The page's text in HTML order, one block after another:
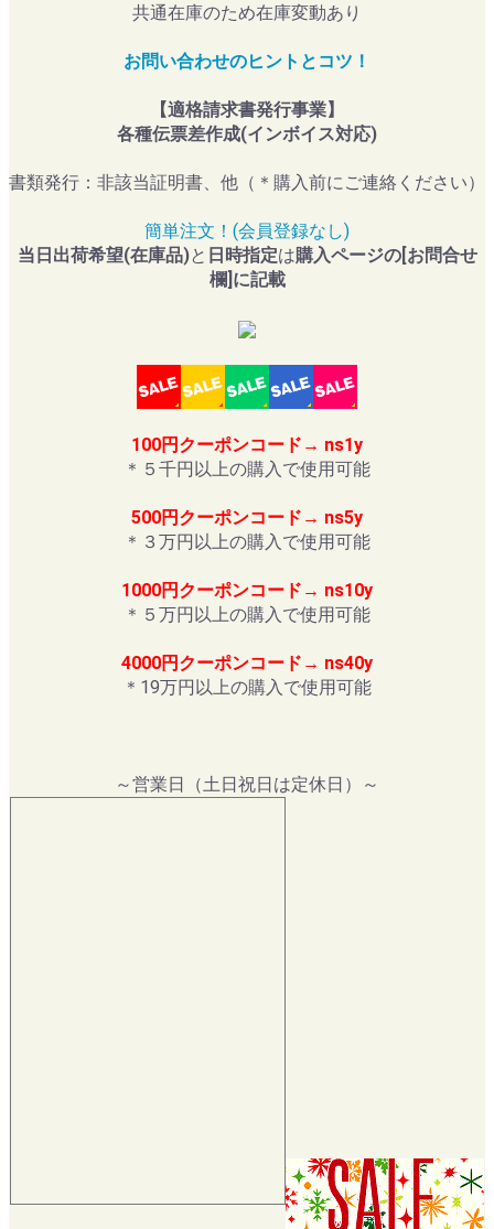
共通在庫のため在庫変動あり
お問い合わせのヒントとコツ！
【適格請求書発行事業】
各種伝票差作成(インボイス対応)
書類発行：非該当証明書、他（＊購入前にご連絡ください）
簡単注文！(会員登録なし)
当日出荷希望(在庫品)と 日時指定は購入ページの[お問合せ
欄]に記載
100円クーポンコード→ ns1y
＊５千円以上の購入で使用可能
500円クーポンコード→ ns5y
＊３万円以上の購入で使用可能
1000円クーポンコード→ ns10y
＊５万円以上の購入で使用可能
4000円クーポンコード→ ns40y
＊19万円以上の購入で使用可能
～営業日（土日祝日は定休日）～